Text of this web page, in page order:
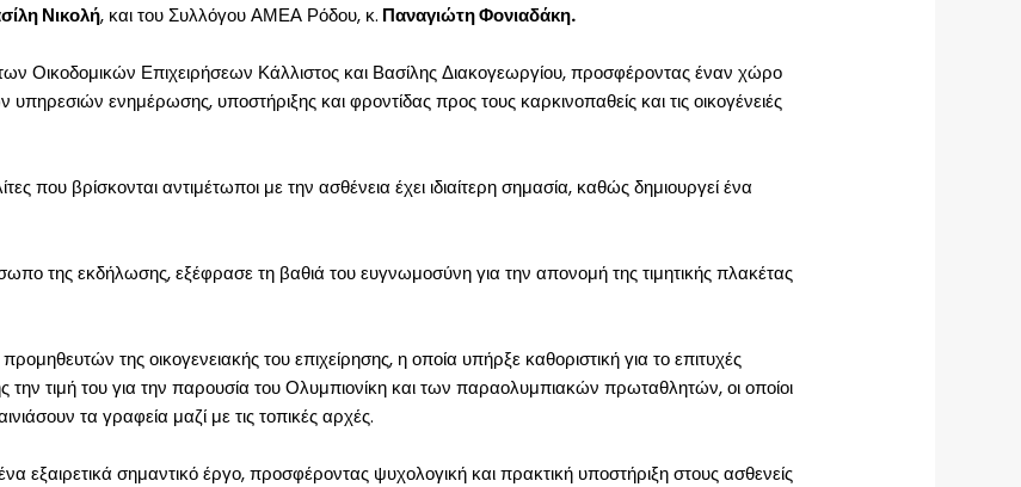
Νικολή, και του Συλλόγου ΑΜΕΑ Ρόδου, κ. Παναγιώτη Φονιαδάκη.
Οικοδομικών Επιχειρήσεων Κάλλιστος και Βασίλης Διακογεωργίου, προσφέροντας έναν χώρο
ενημέρωσης, υποστήριξης και φροντίδας προς τους καρκινοπαθείς και τις οικογένειές
που βρίσκονται αντιμέτωποι με την ασθένεια έχει ιδιαίτερη σημασία, καθώς δημιουργεί ένα
της εκδήλωσης, εξέφρασε τη βαθιά του ευγνωμοσύνη για την απονομή της τιμητικής πλακέτας
της οικογενειακής του επιχείρησης, η οποία υπήρξε καθοριστική για το επιτυχές
την τιμή του για την παρουσία του Ολυμπιονίκη και των παραολυμπιακών πρωταθλητών, οι οποίοι
τα γραφεία μαζί με τις τοπικές αρχές.
εξαιρετικά σημαντικό έργο, προσφέροντας ψυχολογική και πρακτική υποστήριξη στους ασθενείς